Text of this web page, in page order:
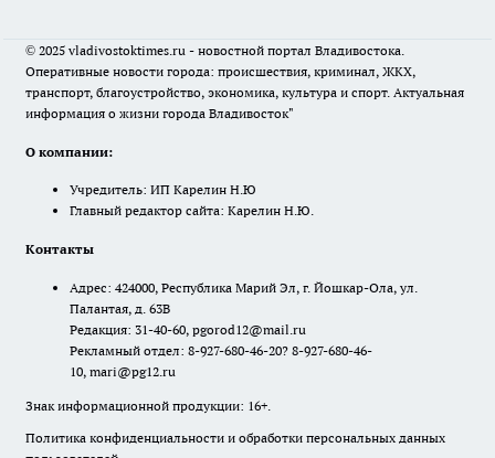
© 2025 vladivostoktimes.ru - новостной портал Владивостока.
Оперативные новости города: происшествия, криминал, ЖКХ,
транспорт, благоустройство, экономика, культура и спорт. Актуальная
информация о жизни города Владивосток"
О компании:
Учредитель: ИП Карелин Н.Ю
Главный редактор сайта: Карелин Н.Ю.
Контакты
Адрес: 424000, Республика Марий Эл, г. Йошкар-Ола, ул.
Палантая, д. 63В
Редакция: 31-40-60, pgorod12@mail.ru
Рекламный отдел: 8-927-680-46-20? 8-927-680-46-
10, mari@pg12.ru
Знак информационной продукции: 16+.
Политика конфиденциальности и обработки персональных данных